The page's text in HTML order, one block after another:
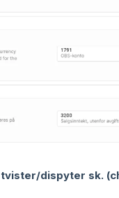
dispyter sk.